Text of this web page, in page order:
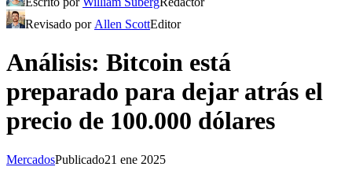
Revisado por Allen ScottEditor
Análisis: Bitcoin está
preparado para dejar atrás el
precio de 100.000 dólares
MercadosPublicado21 ene 2025